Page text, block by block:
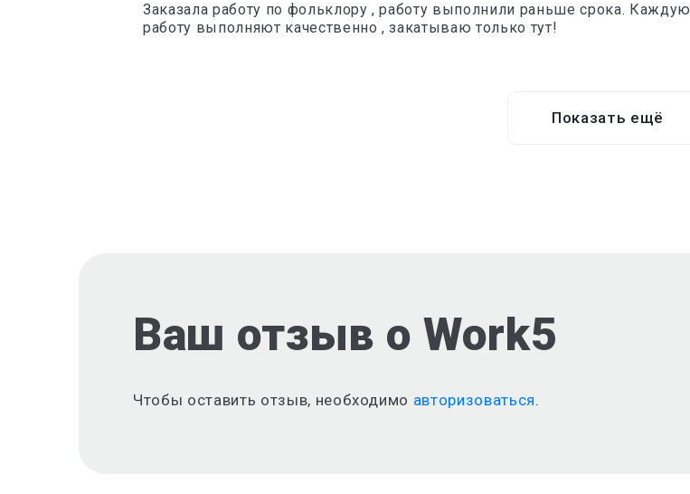
Заказала работу по фольклору , работу выполнили раньше срока. Каждую
работу выполняют качественно , закатываю только тут!
Показать ещё
Ваш отзыв о Work5
Чтобы оставить отзыв, необходимо авторизоваться.